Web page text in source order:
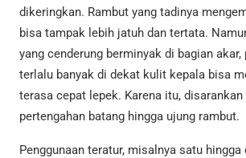
dikeringkan. Rambut yang tadinya
bisa tampak lebih jatuh dan tertata.
yang cenderung berminyak di bagian akar,
terlalu banyak di dekat kulit kepala bisa
terasa cepat lepek. Karena itu,
pertengahan batang hingga ujung rambut.
Penggunaan teratur, misalnya satu hingga